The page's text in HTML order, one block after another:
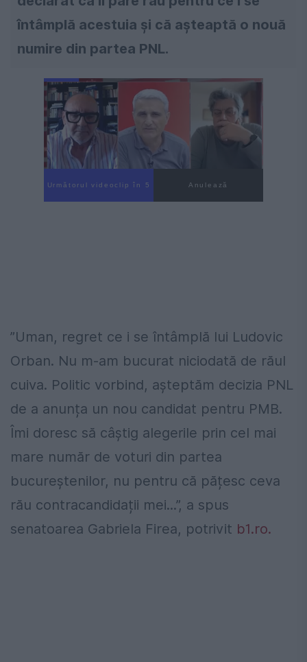
întâmplă acestuia şi că aşteaptă o nouă
numire din partea PNL.
Următorul videoclip în 4 Anulează
”Uman, regret ce i se întâmplă lui Ludovic
Orban. Nu m-am bucurat niciodată de răul
cuiva. Politic vorbind, așteptăm decizia PNL
de a anunța un nou candidat pentru PMB.
Îmi doresc să câștig alegerile prin cel mai
mare număr de voturi din partea
bucureștenilor, nu pentru că pățesc ceva
rău contracandidații mei...”, a spus
senatoarea Gabriela Firea, potrivit b1.ro.